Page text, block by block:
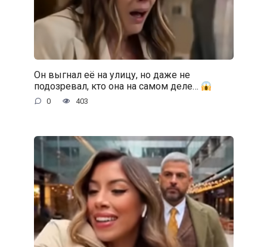
Он выгнал её на улицу, но даже не
подозревал, кто она на самом деле…
0 403